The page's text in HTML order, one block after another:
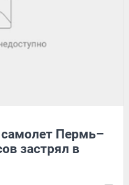
Пермь–
застрял в